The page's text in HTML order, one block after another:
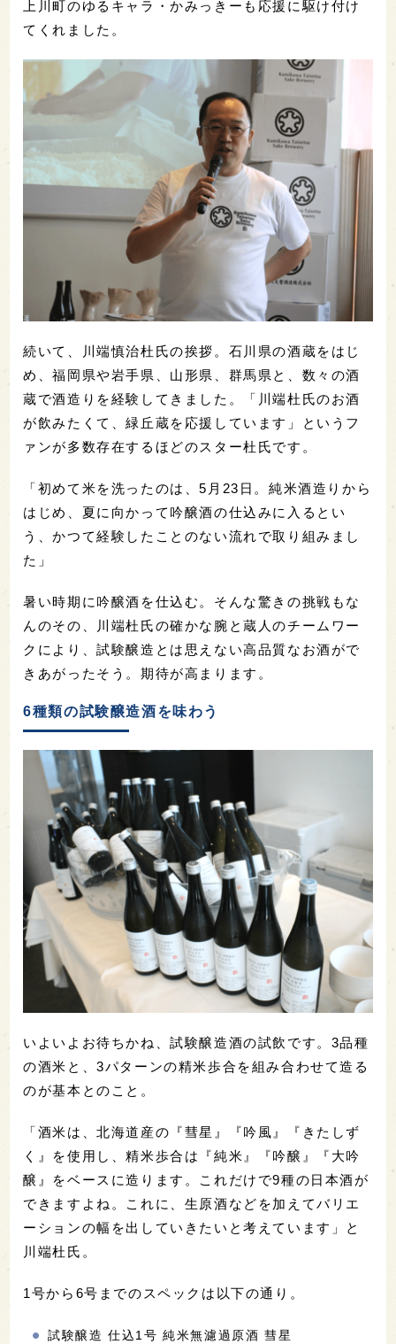
上川町のゆるキャラ・かみっきーも応援に駆け付け
てくれました。
続いて、川端慎治杜氏の挨拶。石川県の酒蔵をはじ
め、福岡県や岩手県、山形県、群馬県と、数々の酒
蔵で酒造りを経験してきました。「川端杜氏のお酒
が飲みたくて、緑丘蔵を応援しています」というフ
ァンが多数存在するほどのスター杜氏です。
「初めて米を洗ったのは、5月23日。純米酒造りから
はじめ、夏に向かって吟醸酒の仕込みに入るとい
う、かつて経験したことのない流れで取り組みまし
た」
暑い時期に吟醸酒を仕込む。そんな驚きの挑戦もな
んのその、川端杜氏の確かな腕と蔵人のチームワー
クにより、試験醸造とは思えない高品質なお酒がで
きあがったそう。期待が高まります。
6種類の試験醸造酒を味わう
いよいよお待ちかね、試験醸造酒の試飲です。3品種
の酒米と、3パターンの精米歩合を組み合わせて造る
のが基本とのこと。
「酒米は、北海道産の『彗星』『吟風』『きたしず
く』を使用し、精米歩合は『純米』『吟醸』『大吟
醸』をベースに造ります。これだけで9種の日本酒が
できますよね。これに、生原酒などを加えてバリエ
ーションの幅を出していきたいと考えています」と
川端杜氏。
1号から6号までのスペックは以下の通り。
試験醸造 仕込1号 純米無濾過原酒 彗星